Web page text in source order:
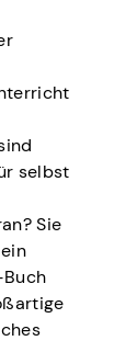
selbst
Sie